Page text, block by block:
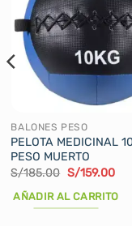
BALONES PESO
PELOTA MEDICINAL
PESO MUERTO
S/185.00 El
original
era:
S/159.00El
AÑADIR AL CARRITO